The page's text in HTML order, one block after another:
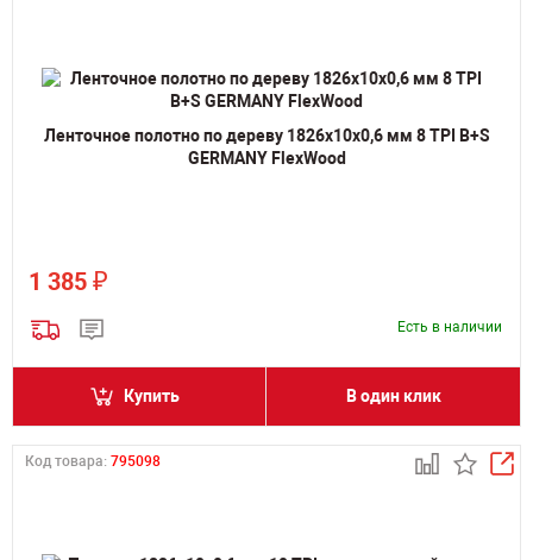
Ленточное полотно по дереву 1826х10х0,6 мм 8 TPI B+S
GERMANY FlexWood
1 385 ₽
Есть в наличии
Купить В один клик
Код товара: 795098